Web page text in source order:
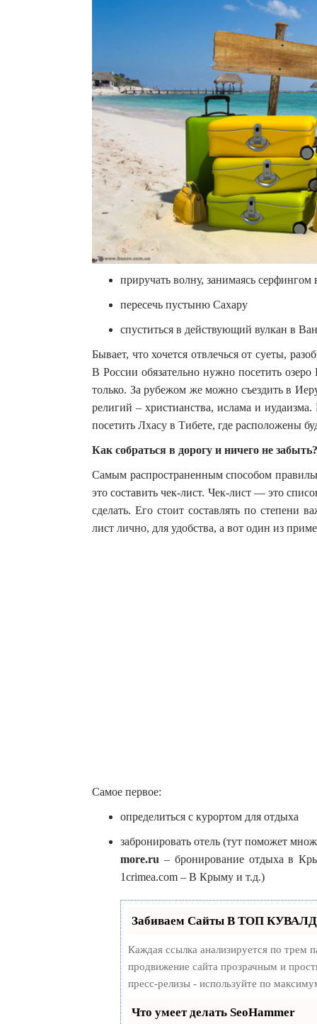
приручать волну, занимаясь серфингом
пересечь пустыню Сахару
спуститься в действующий вулкан в
Бывает, что хочется отвлечься от суеты,
В России обязательно нужно посетить
только. За рубежом же можно съездить в
религий – христианства, ислама и
посетить Лхасу в Тибете, где расположены
Как собраться в дорогу и ничего не забыть?
Самым распространенным способом
это составить чек-лист. Чек-лист — это
сделать. Его стоит составлять по степени
лист лично, для удобства, а вот один из
Самое первое:
определиться с курортом для отдыха
забронировать отель (тут поможет
more.ru – бронирование отдыха в
1crimea.com – В Крыму и т.д.)
Забиваем Сайты В ТОП
Каждая ссылка анализируется по трем
продвижение сайта прозрачным и
пресс-релизы - используйте по
Что умеет делать SeoHammer